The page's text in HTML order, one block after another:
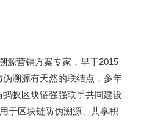
源营销方案专家，早于2015
溯源有天然的联结点，多年
蚁区块链强强联手共同建设
于区块链防伪溯源、共享积